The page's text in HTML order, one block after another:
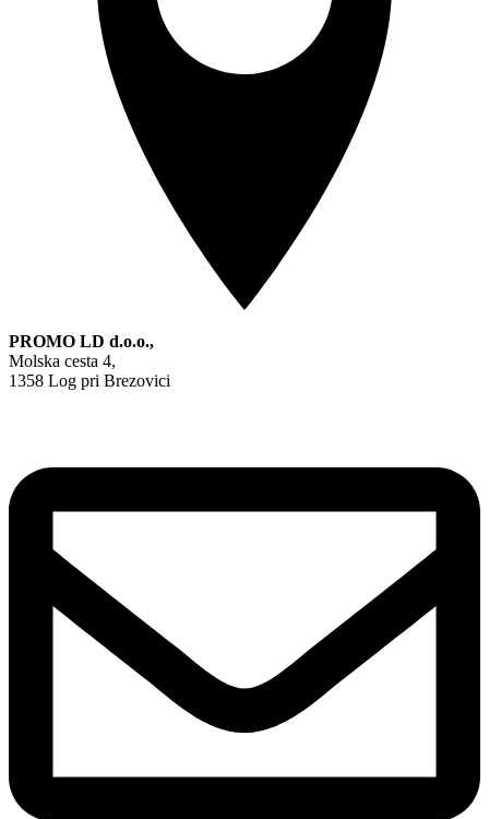
PROMO LD d.o.o.,
Molska cesta 4,
1358 Log pri Brezovici